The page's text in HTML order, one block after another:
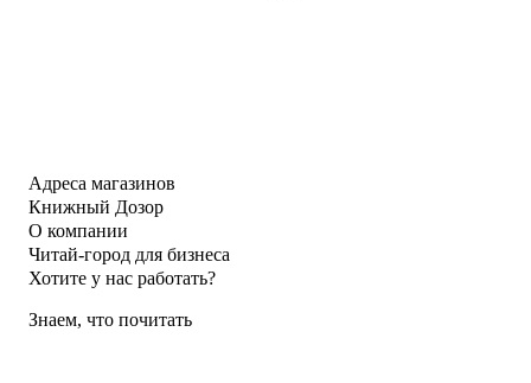
Адреса магазинов
Книжный Дозор
О компании
Читай-город для бизнеса
Хотите у нас работать?
Знаем, что почитать